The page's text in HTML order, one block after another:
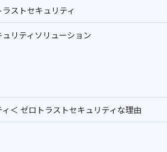
ラストセキュリティ
リティソリューション
＜ ゼロトラストセキュリティな理由